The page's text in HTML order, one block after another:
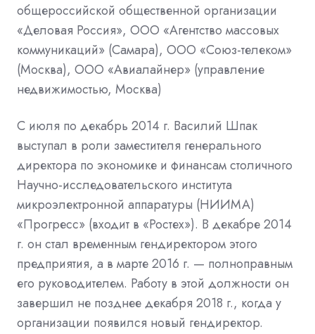
общероссийской общественной организации
«Деловая Россия», ООО «Агентство массовых
коммуникаций» (Самара), ООО «Союз-телеком»
(Москва), ООО «Авиалайнер» (управление
недвижимостью, Москва)
С июля по декабрь 2014 г. Василий Шпак
выступал в роли заместителя генерального
директора по экономике и финансам столичного
Научно-исследовательского института
микроэлектронной аппаратуры (НИИМА)
«Прогресс» (входит в «Ростех»). В декабре 2014
г. он стал временным гендиректором этого
предприятия, а в марте 2016 г. — полноправным
его руководителем. Работу в этой должности он
завершил не позднее декабря 2018 г., когда у
организации появился новый гендиректор.